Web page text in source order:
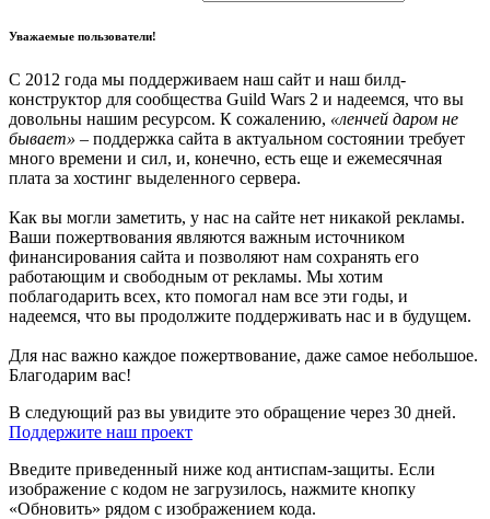
Уважаемые пользователи!
С 2012 года мы поддерживаем наш сайт и наш билд-
конструктор для сообщества Guild Wars 2 и надеемся, что вы
довольны нашим ресурсом. К сожалению, «ленчей даром не
бывает» – поддержка сайта в актуальном состоянии требует
много времени и сил, и, конечно, есть еще и ежемесячная
плата за хостинг выделенного сервера.
Как вы могли заметить, у нас на сайте нет никакой рекламы.
Ваши пожертвования являются важным источником
финансирования сайта и позволяют нам сохранять его
работающим и свободным от рекламы. Мы хотим
поблагодарить всех, кто помогал нам все эти годы, и
надеемся, что вы продолжите поддерживать нас и в будущем.
Для нас важно каждое пожертвование, даже самое небольшое.
Благодарим вас!
В следующий раз вы увидите это обращение через 30 дней.
Поддержите наш проект
Введите приведенный ниже код антиспам-защиты. Если
изображение с кодом не загрузилось, нажмите кнопку
«Обновить» рядом с изображением кода.